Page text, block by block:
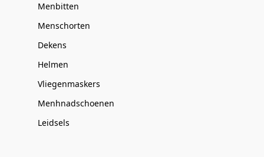
Menbitten
Menschorten
Dekens
Helmen
Vliegenmaskers
Menhnadschoenen
Leidsels